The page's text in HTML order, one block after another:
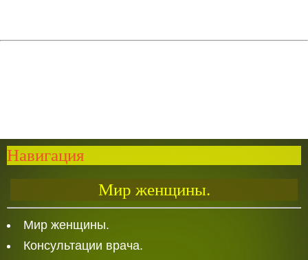
Навигация
Мир женщины.
Мир женщины.
Консультации врача.